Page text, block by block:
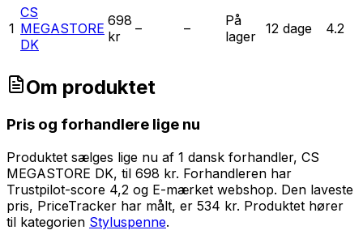
1
CS
MEGASTORE
DK
698
kr
– –
På
lager 12 dage 4.2
Om produktet
Pris og forhandlere lige nu
Produktet sælges lige nu af 1 dansk forhandler, CS
MEGASTORE DK, til 698 kr. Forhandleren har
Trustpilot-score 4,2 og E-mærket webshop. Den laveste
pris, PriceTracker har målt, er 534 kr. Produktet hører
til kategorien Styluspenne.